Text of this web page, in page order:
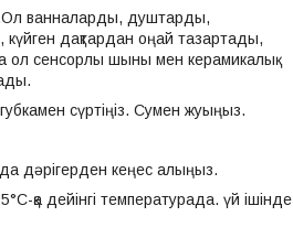
ванналарды, душтарды,
дақтардан оңай тазартады,
ол сенсорлы шыны мен керамикалық
сүртіңіз. Сумен жуыңыз.
дәрігерден кеңес алыңыз.
қа дейінгі температурада. үй ішінде